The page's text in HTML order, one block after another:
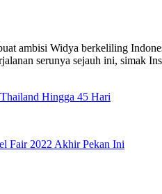
ambisi Widya berkeliling
serunya sejauh ini, simak
Hingga 45 Hari
Fair 2022 Akhir Pekan Ini